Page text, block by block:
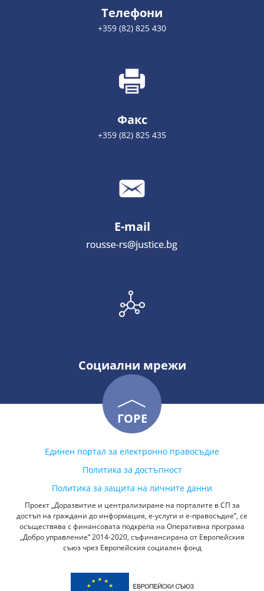
Телефони
+359 (82) 825 430
Факс
+359 (82) 825 435
E-mail
Социални мрежи
ГОРЕ
Единен портал за електронно правосъдие
Политика за достъпност
Политика за защита на личните данни
Проект „Доразвитие и централизиране на порталите в СП за
достъп на граждани до информация, е-услуги и е-правосъдие“, се
осъществява с финансовата подкрепа на Оперативна програма
„Добро управление“ 2014-2020, съфинансирана от Европейския
съюз чрез Европейския социален фонд